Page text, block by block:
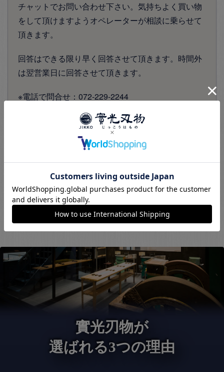
チャットでお問い合わせ下さい。気持ちよく買い物
をして頂けますようオペレーターが相談に乗らせて
頂きます。
回答はできる限り早く回答させて頂きます。時間外
は翌営業日に回答させて頂きます。
※電話で問合せ：072-229-2244
※営業時間は月曜～金曜 10:00～18:00（休日：土日
實光刃物が
選ばれる3つの理由